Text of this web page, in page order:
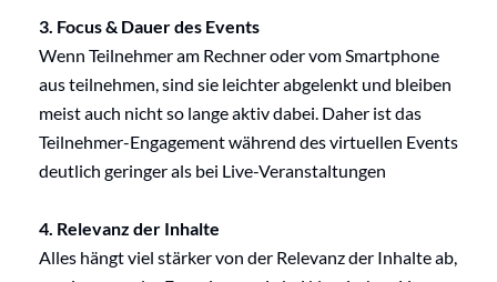
3. Focus & Dauer des Events
Wenn Teilnehmer am Rechner oder vom Smartphone
aus teilnehmen, sind sie leichter abgelenkt und bleiben
meist auch nicht so lange aktiv dabei. Daher ist das
Teilnehmer-Engagement während des virtuellen Events
deutlich geringer als bei Live-Veranstaltungen
4. Relevanz der Inhalte
Alles hängt viel stärker von der Relevanz der Inhalte ab,